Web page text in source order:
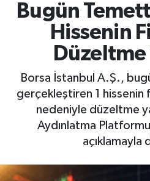
Bugün
Hissenin
Düzeltme
Borsa İstanbul A.Ş.,
gerçekleştiren 1 hissenin
nedeniyle düzeltme
Aydınlatma
açıklamayla
Bitcoin
Şirket Haberleri
Borsa Gundem
BIST 100 Isı Haritası
Coin Isı Haritası
Ekonomik Takvim